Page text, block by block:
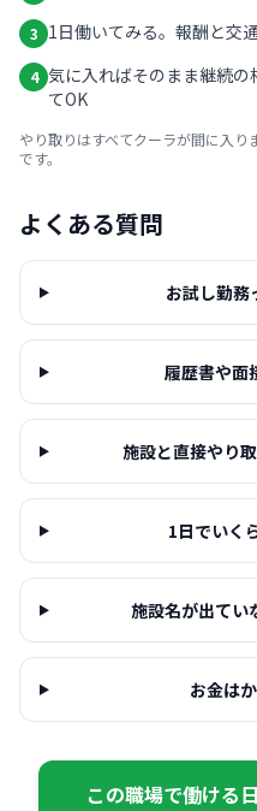
3 1日働いてみる。報酬と交
4 気に入ればそのまま継続
てOK
やり取りはすべてクーラが間に入
です。
よくある質問
お試し勤務
履歴書や面
施設と直接やり
1日でいく
施設名が出てい
お金は
この職場で働ける